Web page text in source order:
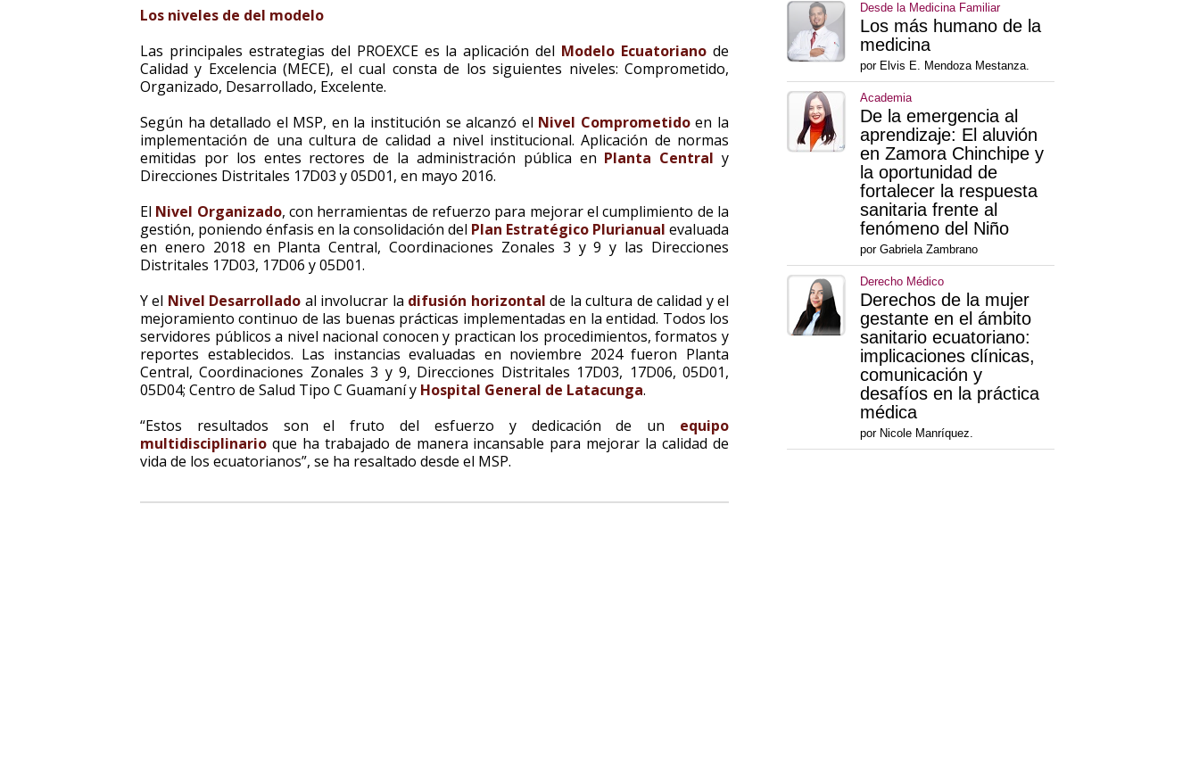
Desde la Medicina Familiar
Los más humano de la
medicina
por Elvis E. Mendoza Mestanza.
Academia
De la emergencia al
aprendizaje: El aluvión
en Zamora Chinchipe y
la oportunidad de
fortalecer la respuesta
sanitaria frente al
fenómeno del Niño
por Gabriela Zambrano
Derecho Médico
Derechos de la mujer
gestante en el ámbito
sanitario ecuatoriano:
implicaciones clínicas,
comunicación y
desafíos en la práctica
médica
por Nicole Manríquez.
Los niveles de del modelo
Las principales estrategias del PROEXCE es la aplicación del Modelo Ecuatoriano de
Calidad y Excelencia (MECE), el cual consta de los siguientes niveles: Comprometido,
Organizado, Desarrollado, Excelente.
Según ha detallado el MSP, en la institución se alcanzó el Nivel Comprometidoen la
implementación de una cultura de calidad a nivel institucional. Aplicación de normas
emitidas por los entes rectores de la administración pública en Planta Central y
Direcciones Distritales 17D03 y 05D01, en mayo 2016.
El Nivel Organizado, con herramientas de refuerzo para mejorar el cumplimiento de la
gestión, poniendo énfasis en la consolidación del Plan Estratégico Plurianual evaluada
en enero 2018 en Planta Central, Coordinaciones Zonales 3 y 9 y las Direcciones
Distritales 17D03, 17D06 y 05D01.
Y el Nivel Desarrollado al involucrar la difusión horizontal de la cultura de calidad y el
mejoramiento continuo de las buenas prácticas implementadas en la entidad. Todos los
servidores públicos a nivel nacional conocen y practican los procedimientos, formatos y
reportes establecidos. Las instancias evaluadas en noviembre 2024 fueron Planta
Central, Coordinaciones Zonales 3 y 9, Direcciones Distritales 17D03, 17D06, 05D01,
05D04; Centro de Salud Tipo C Guamaní y Hospital General de Latacunga.
“Estos resultados son el fruto del esfuerzo y dedicación de un equipo
multidisciplinario que ha trabajado de manera incansable para mejorar la calidad de
vida de los ecuatorianos”, se ha resaltado desde el MSP.